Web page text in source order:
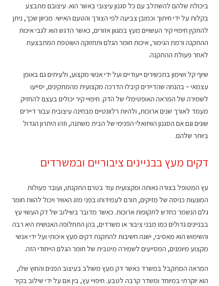
ביכולת שלהם להשתלב עם כל סגנון עיצובי באשר הוא. עיצובם מתבצע
בקלות על ידי חיתוך וכמובן צביעה לפי הצורך והטעם האישי. מכיוון שכך, ניתן
להתקין חיפויי קיר העשויים מעץ במגוון אזורים, כאשר הדגש הוא לגבי איכות
ההתקנה ורמת הגימור, איכות חומר הגלם ותחזוקה השוטפת המתבצעת
לאחר פעולת ההתקנה.
שיוף קל ושימון בתכשירים ייעודיים ועל ידי אנשי מקצוע, ולעיתים גם באופן
עצמאי – בהנחה שהדיירים קיבלו הדרכה מקצועית מהמתקינים, יסייעו
לשמירה של המראה האופטימלי של הדק. חיפויי קיר יכולים בעצם להחזיק
מעמד לאורך שנים ארוכות, ולהיות רלוונטיים מבחינה עיצובית עבור דיירים
שונים וגם אם הסגנון הוויזואלי הפנימי של הבית משתנה, וזהו היתרון הגדול
ביותר שלהם.
דקים מעץ בבניינים ציבוריים ובמשרדים
עץ המטופל בצורה נאותה ומקצועית עוד בטרם התקנתו, ועובר פעולות
המונעות כניסה של מזיקים, תורם לעמידותו בפני מזג האוויר ויכול להוות חומר
גלם הנשמר כחדש לתקופות ארוכות. כאשר מדובר בשילוב של דק העשוי עץ
בבניינים גדולים כמו מבני ציבור או משרדים, בהן התחלופה האנושית היא רבה
והשימוש הוא מאסיבי, ישנה חשיבות להתקנת דקים מעץ איכותי ועל ידי אנשי
מקצוע מיומנים, המסייעים לשמירה מיטבית של חומר הגלם הייחודי הזה.
המראה המתקבל במשרד כאשר דק מעץ משולב בעיצוב הפנים והחוץ שלו,
הוא יוקרתי במיוחד ומשדר קרבה לטבע. חיפויי עץ, בין אם על ידי שילוב בקיר